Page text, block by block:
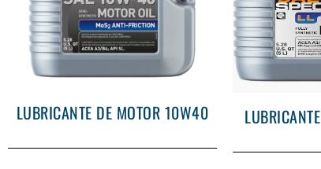
LUBRICANTE DE MOTOR 10W40